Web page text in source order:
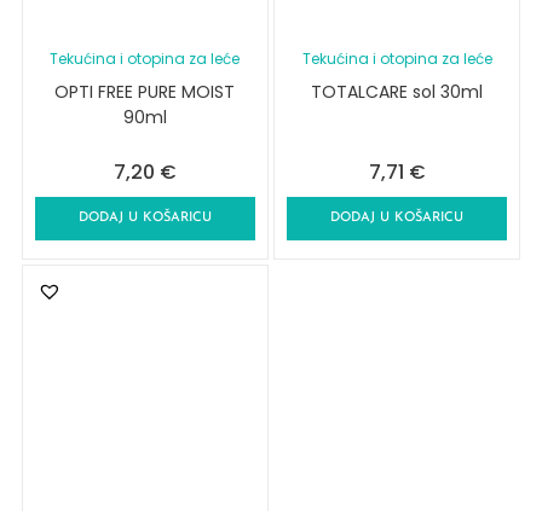
Tekućina i otopina za leće
OPTI FREE PURE MOIST
90ml
7,20 €
DODAJ U KOŠARICU
Tekućina i otopina za leće
TOTALCARE sol 30ml
7,71 €
DODAJ U KOŠARICU